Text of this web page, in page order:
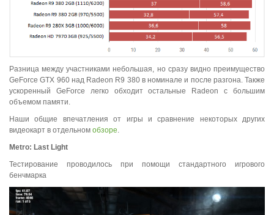
Разница между участниками небольшая, но сразу видно преимущество
GeForce GTX 960 над Radeon R9 380 в номинале и после разгона. Также
ускоренный GeForce легко обходит остальные Radeon с большим
объемом памяти.
Наши общие впечатления от игры и сравнение некоторых других
видеокарт в отдельном обзоре
Metro: Last Light
Тестирование проводилось при помощи стандартного игрового
бенчмарка